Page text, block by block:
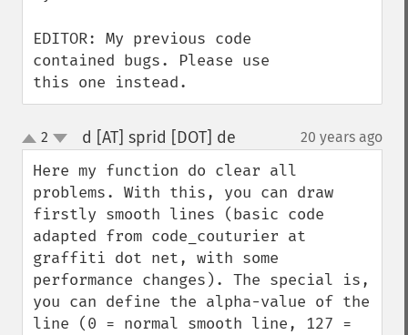
EDITOR: My previous code
contained bugs. Please use
this one instead.
up
down
2 d [AT] sprid [DOT] de 20 years ago
Here my function do clear all
problems. With this, you can draw
firstly smooth lines (basic code
adapted from code_couturier at
graffiti dot net, with some
performance changes). The special is,
you can define the alpha-value of the
line (0 = normal smooth line, 127 =